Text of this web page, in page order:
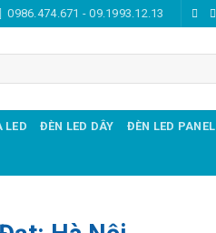
0986.474.671 - 09.1993.12.13
LED ĐÈN LED DÂY ĐÈN LED PANEL